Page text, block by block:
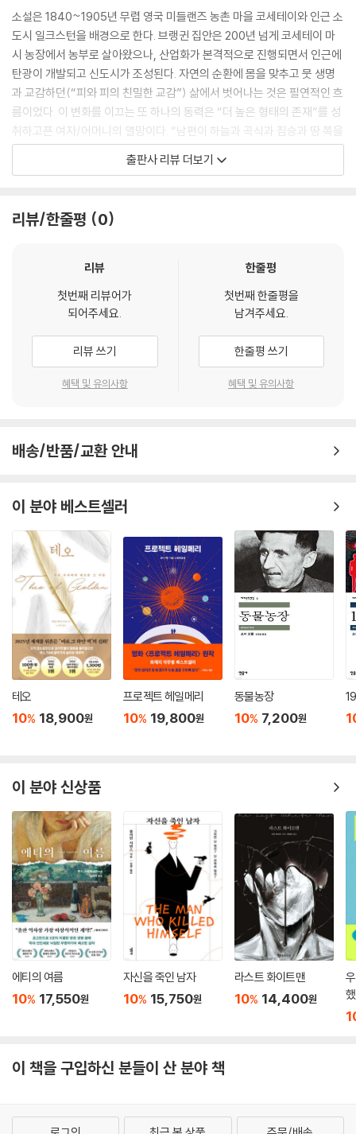
야?”
“난 국가를 위해 싸우려는 거야.”
“그렇다고 자기가 국가는 아니잖아. 자기 자신을 위해서는 뭘 하고 싶어?”
“난 국가에 소속된 사람이고 국가가 정해주는 내 임무를 수행해야 해.”
“하지만 국가가 자기의 복무를 딱히 필요로 하지 않을 땐, 전투가 하나도
없을 땐? 그땐 뭘 하고 싶어?”
그는 짜증스러웠다.
“남들이 하는 일을 하겠지.”
“아무것도 아닌 거. 날 필요로 하는 때를 대비하고 있겠지.”
“내가 볼 땐,” 그녀가 대답했다. “자기는 아무 존재도 아닌 것 같아. 마치 자
그녀는 거기 없었다. 그녀는 망토를 걸치고 스크리벤스키에게 손을 맡긴
채 앉아서 꾹꾹 참았다. 그러나 그녀의 벌거벗은 자아는 거기서 멀리 떨어
져 가슴과 배와 허벅지와 무릎으로 달빛에 부딪히고, 달빛으로 돌진하여
만나고 교감했다. 그녀는 옷가지를 훌렁 벗어던지고 달아나, 이 어두운 혼
돈과 뒤죽박죽인 사람들을 떠나 저 언덕으로, 저 달을 향해 진짜로 가려고,
의 무게가 그녀를 붙들어맸다. 그녀는 그라는 짐, 눈멀고 집요하며 축 처진
다면. 아, 그녀 자신이 되고, 온전히 하고픈 대로 할 차가운 자유가 있다면
성磁性에 짓눌린 반짝이는 금속 같다고 느꼈다. 그는 금속 찌꺼기이고, 다
른 이들도 그랬다. 저 청신하고 자유로운 달빛으로 달아나버릴 수만 있다
면 얼마나 좋을까.
--- pp.94-95
“창백한 시민들, 당신들은 도대체 누구인가?” 번득이는 그녀의 얼굴은 말
하는 듯했다. “양의 탈을 쓴 억눌린 짐승들아, 사회제도에 맞춰 위조된 원
시의 어둠아.”
그녀는 내내 관능적인 무의식 상태로 지내면서 규격화되고 인위적인 나날
을 사는 다른 이들을 비웃었다.
수가 되는 게 낫다고 생각하지. 그러는 당신들은 스스로 어떤 존재라고 생
각하나?” 그녀의 영혼이 강의실 맞은편에 앉은 교수에게 물었다. “교수 가
운을 입고 안경을 쓴 채 거기 앉아 있는 당신은 스스로를 뭐라고 생각하나
요? 정글의 어둠 속에서 빼꼼히 엿보며 숨어서 킁킁 피 냄새를 맡는 짐승이
지. 자기 욕망을 채우려고 코를 킁킁거려. 그게 바로 당신 본모습이야, 아무
도 안 믿을 테고 당신도 절대 인정하지 않겠지만.”
--- pp.283-284
그녀가 꼭 그에게 속해야 하는가, 그를 따라야 하는가? 뭔가가 그렇게 하
도록 강제했지만 그것은 진실이 아니었다. 그녀가 스크리벤스키에게 속한
데서 오는 통증이, 비진실이 주는 통증이 변함없이 존재했다. 그녀가 그에
게 매이지 않았는데 무엇이 그녀를 그에게 매어두었는가? 이 허위가 왜 이
수만 있다면 그녀가 스크리벤스키와 연결되었다는 이 거짓된 꿈은 사라져
버릴 텐데. 하지만 혼미한 잠이 그녀를 꼼짝 못하게 내리눌렀다. 마음이 진
그러나 어슐라는 결코 거기 빠져 있지 않았다. 어떤 비본질적인 것이 그녀
소설은 1840~1905년 무렵 영국 미들랜즈 농촌 마을 코세테이와 인근 소
도시 일크스턴을 배경으로 한다. 브랭귄 집안은 200년 넘게 코세테이 마
시 농장에서 농부로 살아왔으나, 산업화가 본격적으로 진행되면서 인근에
탄광이 개발되고 신도시가 조성된다. 자연의 순환에 몸을 맞추고 뭇 생명
과 교감하던(“피와 피의 친밀한 교감”) 삶에서 벗어나는 것은 필연적인 흐
름이었다. 이 변화를 이끄는 또 하나의 동력은 “더 높은 형태의 존재”를 성
취하고픈 여자/어머니의 열망이다. “남편이 하늘과 곡식과 짐승과 땅 쪽을
돌아보는 동안,” 여자는 창조적 활동이 이루어지는 “저 멀리 미지의 세
계”를 내다보며 자식들에게 “교육과 경험”을 제공하려 애쓴다. 흔히 ‘서
지만, 공부에 소질이 없음을 깨닫고 농장을 물려받는다. 이전 세대와 같은
통해서다. 계급·국적·언어 등 모든 면에서 자신과 다른 폴란드 귀족 태생 리
디아와의 결혼은 서로 다른 두 세계의 결합을 의미한다. 서로의 다름을 받
아들이려 애쓰는 가운데 두 사람은 이전의 자신을 죽임으로써 다시 태어나
는 변모의 과정을 거친다. 아직 자연의 너른 품을 체현한 마지막 세대로서
이들은 안정되게 결합해 새롭게 거듭난 존재로서 삶을 마감한다.
이 소설에서 남녀의 연애와 성적 관계는 생명력의 자연스러운 분출이자 상
가 로런스를 ‘성(性) 문학의 대가’로 알렸는데, 그런 인식이 여기서 비롯하
는 것이다. 세대를 지나면서 이런 탐색은 더 다채롭고 복잡한 모습으로 전
개된다. 2세대에서는 인간의 정신과 지식을 신봉하는 애나와 종교에 대한
절대적·신비적 믿음을 고수하는 윌 간의 격렬한 사랑과 갈등을 보여준다.
열정을 다 바친 연애 끝에 결혼한 이들은 서로가 ‘정반대되는 상극’임을 깨
닫는데, 애나가 남편의 맹목적 믿음과 폐쇄성을 비판하면서 윌의 창조적
열정은 사그라든다. 임신과 출산으로 ‘모성’을 발견한 애나는 ‘승리자’임을
선언하고, 괴로워하던 윌은 일탈을 경험한 끝에 종교의 껍질을 벗어던지고
애나의 육체에 감각적으로 탐닉하며 자신만의 ‘절대미’를 추구하게 된다.
이렇게 해서 둘 나름의 균형 잡힌 관계가 이룩되는 것이다.
이들의 딸인 어슐라 세대에 이르면 남녀관계는 바깥세상의 변화와 흐름을
리벤스키는 어슐라와 함께하는 동안에만 살아 있으며 그 개인 자체는 공허
한 사람, “거대한 전체 사회라는 구조물”의 “일개 벽돌”(2권 108면)일 뿐
인 남자다. 그는 이 세상에 맞설 생각도 힘도 없는 존재이며, 어슐라는 결국
그 점을 용납하지 못한다. 이 관계에 더이상 균형은 없다. 링컨셔 해안 달빛
아래서의 파괴적인 정사를 통해 두 사람은 파국을 받아들인다.
자기 자신으로 살기, 근대 세계를 내파하는 해방의 서사
이들 3대의 이야기는 전통적인 공동체의 삶에서 분리되는 가족에서 시작
해 도시화, 산업화된 세계에서 존재를 증명하고 자기 자리를 만들어가는
개인의 서사로 귀결된다. 그런 점에서 어슐라는 오늘의 독자가 가장 친근
삶, 즉 모성과 일상에 묶인 삶에 반발해 어슐라는 완전한 사회적 독립을 이
견딘다. 꾸밈없는 자기 자신으로 있을 수 있던 ‘일요일의 세계’를 떠나 ‘평
하게 자기 자신과, 세상과 싸운다. 이는 곧 스크리벤스키가 대변하는 기성
출판사 리뷰 더보기
리뷰/한줄평 0
리뷰
첫번째 리뷰어가
되어주세요.
리뷰 쓰기
혜택 및 유의사항
한줄평
첫번째 한줄평을
남겨주세요.
한줄평 쓰기
혜택 및 유의사항
배송/반품/교환 안내
이 분야 베스트셀러
테오
10% 18,900원
프로젝트 헤일메리
10% 19,800원
동물농장
10% 7,200원
이 분야 신상품
에티의 여름
10% 17,550원
자신을 죽인 남자
10% 15,750원
라스트 화이트맨
10% 14,400원
이 책을 구입하신 분들이 산 분야 책